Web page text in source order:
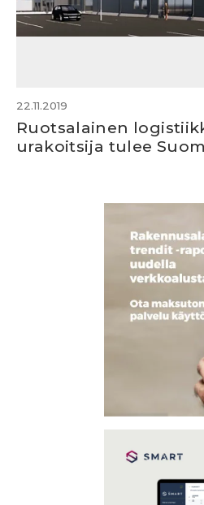
22.11.2019
Ruotsalainen
urakoitsija tulee